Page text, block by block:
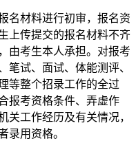
材料进行初审，报名资
上传提交的报名材料不齐
由考生本人承担。对报考
笔试、面试、体能测评、
等整个招录工作的全过
报考资格条件、弄虚作
关工作经历及有关情况，
录用资格。